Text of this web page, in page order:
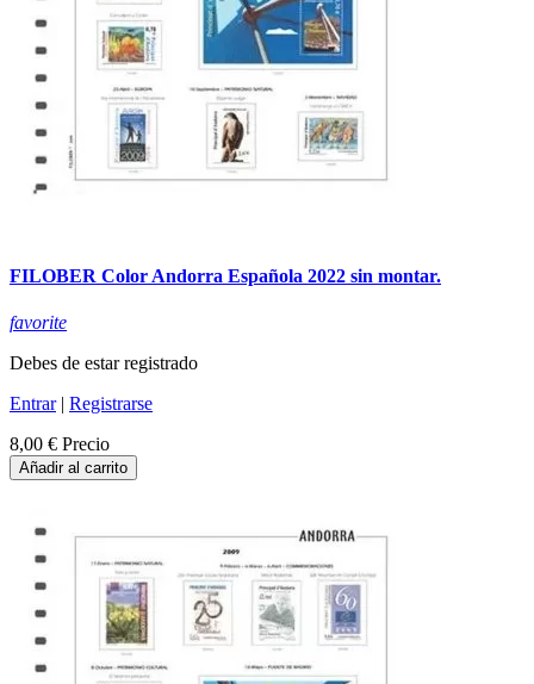
FILOBER Color Andorra Española 2022 sin montar.
favorite
Debes de estar registrado
Entrar| Registrarse
8,00 € Precio
Añadir al carrito